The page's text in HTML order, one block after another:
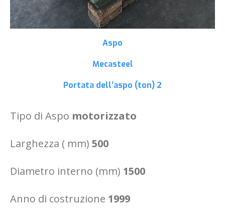
Aspo
Mecasteel
Portata dell’aspo (ton) 2
Tipo di Aspo motorizzato
Larghezza ( mm) 500
Diametro interno (mm) 1500
Anno di costruzione 1999